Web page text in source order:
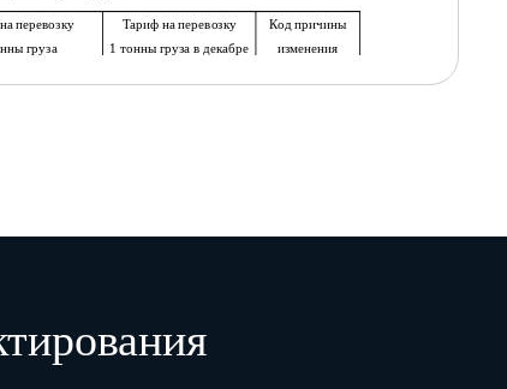
перевозку
груза
Тариф на перевозку
1 тонны груза в декабре
Код причины
изменения